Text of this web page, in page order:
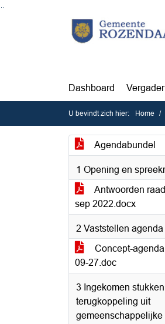
Dashboard
U bevindt zich hier: Home
Agendabundel
1 Opening en
Antwoorden
sep 2022.docx
2 Vaststellen agenda
Concept-
09-27.doc
3 Ingekomen stukken,
terugkoppeling uit
gemeenschappelijke